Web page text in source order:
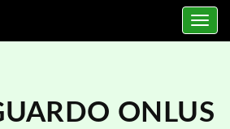
Toggle
ONLUS